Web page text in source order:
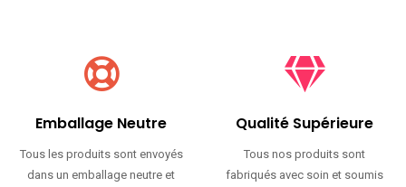
Emballage Neutre
Tous les produits sont envoyés
dans un emballage neutre et
Qualité Supérieure
Tous nos produits sont
fabriqués avec soin et soumis